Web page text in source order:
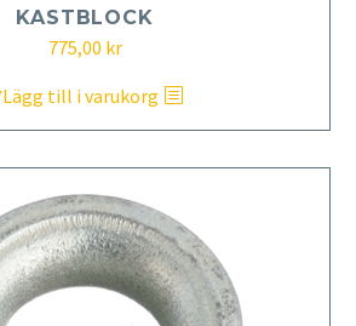
KASTBLOCK
775,00 kr
Lägg till i varukorg